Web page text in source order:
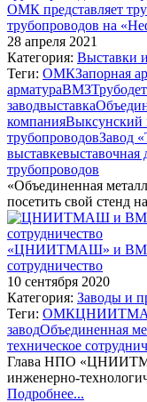
ОМК представляет
трубопроводов на
28 апреля 2021
Категория: Выставки
Теги: ОМКЗапорная
арматураВМЗ
заводвыставка
компанияВыксунский
трубопроводовЗавод
выставкевыставочная
трубопроводов
«Объединенная
посетить свой стенд
«ЦНИИТМАШ» и ВМЗ
сотрудничество
10 сентября 2020
Категория: Заводы и
Теги: ОМК
заводОбъединенная
техническое
Глава НПО
инженерно-
Подробнее...